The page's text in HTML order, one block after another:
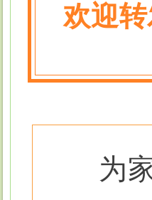
欢迎
为